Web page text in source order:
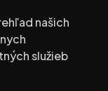
našich
služieb